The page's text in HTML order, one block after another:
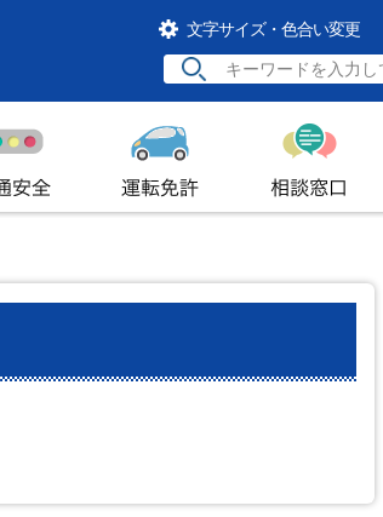
文字サイズ・色合い変更
運転免許 相談窓口